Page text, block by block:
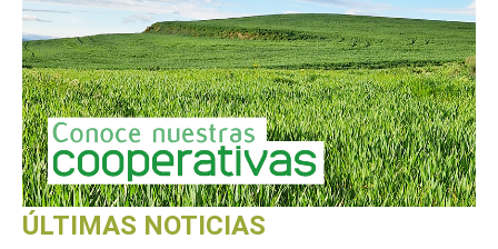
ÚLTIMAS NOTICIAS